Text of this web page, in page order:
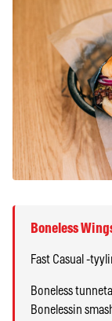
Boneless
Fast Casual -
Boneless
Bonelessin